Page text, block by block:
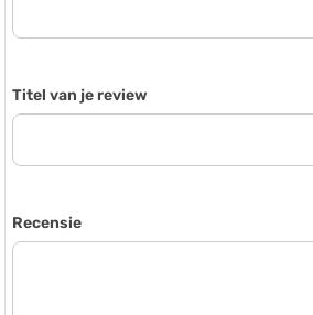
Titel van je review
Recensie